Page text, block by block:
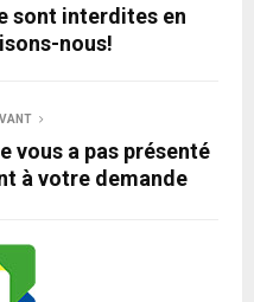
sont interdites en
nous!
vous a pas présenté
à votre demande